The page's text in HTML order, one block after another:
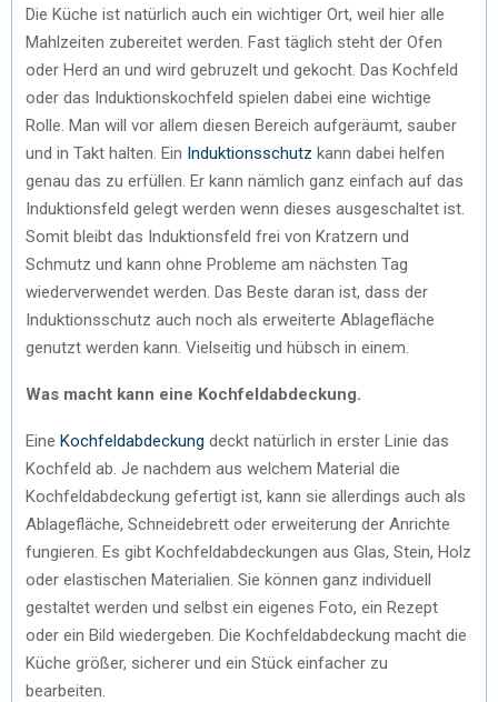
Die Küche ist natürlich auch ein wichtiger Ort, weil hier alle
Mahlzeiten zubereitet werden. Fast täglich steht der Ofen
oder Herd an und wird gebruzelt und gekocht. Das Kochfeld
oder das Induktionskochfeld spielen dabei eine wichtige
Rolle. Man will vor allem diesen Bereich aufgeräumt, sauber
und in Takt halten. Ein Induktionsschutz kann dabei helfen
genau das zu erfüllen. Er kann nämlich ganz einfach auf das
Induktionsfeld gelegt werden wenn dieses ausgeschaltet ist.
Somit bleibt das Induktionsfeld frei von Kratzern und
Schmutz und kann ohne Probleme am nächsten Tag
wiederverwendet werden. Das Beste daran ist, dass der
Induktionsschutz auch noch als erweiterte Ablagefläche
genutzt werden kann. Vielseitig und hübsch in einem.
Was macht kann eine Kochfeldabdeckung.
Eine Kochfeldabdeckung deckt natürlich in erster Linie das
Kochfeld ab. Je nachdem aus welchem Material die
Kochfeldabdeckung gefertigt ist, kann sie allerdings auch als
Ablagefläche, Schneidebrett oder erweiterung der Anrichte
fungieren. Es gibt Kochfeldabdeckungen aus Glas, Stein, Holz
oder elastischen Materialien. Sie können ganz individuell
gestaltet werden und selbst ein eigenes Foto, ein Rezept
oder ein Bild wiedergeben. Die Kochfeldabdeckung macht die
Küche größer, sicherer und ein Stück einfacher zu
bearbeiten.